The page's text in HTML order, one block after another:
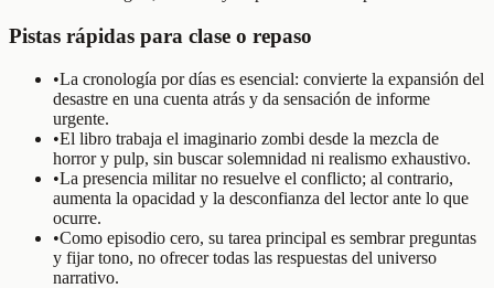
Pistas rápidas para clase o repaso
•La cronología por días es esencial: convierte la expansión del
desastre en una cuenta atrás y da sensación de informe
urgente.
•El libro trabaja el imaginario zombi desde la mezcla de
horror y pulp, sin buscar solemnidad ni realismo exhaustivo.
•La presencia militar no resuelve el conflicto; al contrario,
aumenta la opacidad y la desconfianza del lector ante lo que
ocurre.
•Como episodio cero, su tarea principal es sembrar preguntas
y fijar tono, no ofrecer todas las respuestas del universo
narrativo.